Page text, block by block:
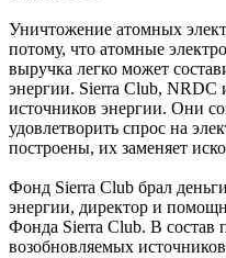
Уничтожение атомных
потому, что атомные
выручка легко может
энергии. Sierra Club, NRDC
источников энергии. Они
удовлетворить спрос на
построены, их заменяет
Фонд Sierra Club брал
энергии, директор и
Фонда Sierra Club. В состав
возобновляемых